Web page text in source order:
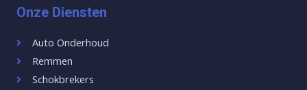
Onze Diensten
Auto Onderhoud
Remmen
Schokbrekers